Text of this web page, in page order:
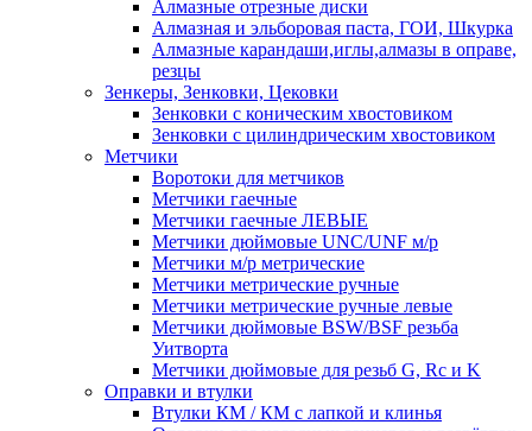
Алмазные отрезные диски
Алмазная и эльборовая паста, ГОИ, Шкурка
Алмазные карандаши,иглы,алмазы в оправе,
резцы
Зенкеры, Зенковки, Цековки
Зенковки с коническим хвостовиком
Зенковки с цилиндрическим хвостовиком
Метчики
Воротоки для метчиков
Метчики гаечные
Метчики гаечные ЛЕВЫЕ
Метчики дюймовые UNC/UNF м/р
Метчики м/р метрические
Метчики метрические ручные
Метчики метрические ручные левые
Метчики дюймовые BSW/BSF резьба
Уитворта
Метчики дюймовые для резьб G, Rc и K
Оправки и втулки
Втулки КМ / КМ с лапкой и клинья